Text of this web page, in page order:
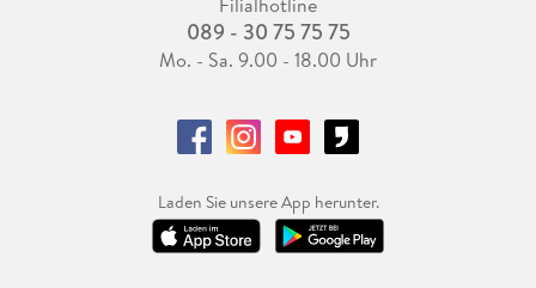
Filialhotline
089 - 30 75 75 75
Mo. - Sa. 9.00 - 18.00 Uhr
Laden Sie unsere App herunter.